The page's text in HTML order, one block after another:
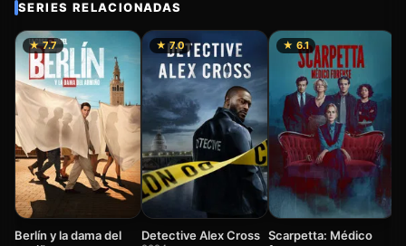
SERIES RELACIONADAS
★ 7.7
Berlín y la dama del
★ 7.0
Detective Alex Cross
★ 6.1
Scarpetta: Médico